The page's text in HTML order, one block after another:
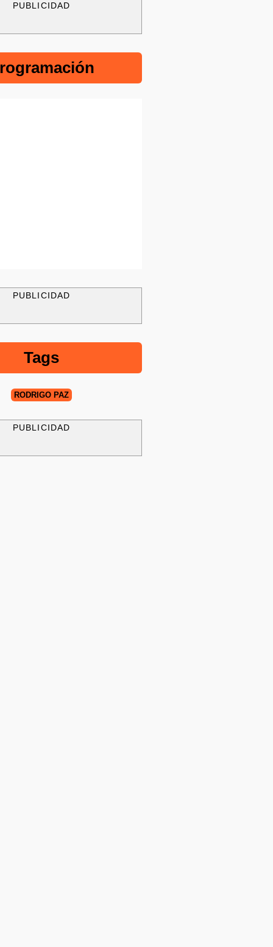
PUBLICIDAD
PUBLICIDAD
Tags
RODRIGO PAZ
PUBLICIDAD